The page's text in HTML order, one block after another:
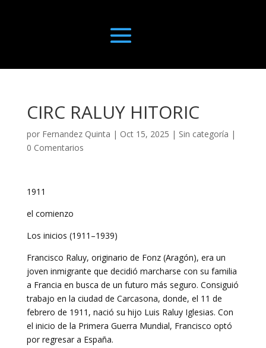
CIRC RALUY HITORIC
por Fernandez Quinta | Oct 15, 2025 | Sin categoría |
0 Comentarios
1911
el comienzo
Los inicios (1911–1939)
Francisco Raluy, originario de Fonz (Aragón), era un
joven inmigrante que decidió marcharse con su familia
a Francia en busca de un futuro más seguro. Consiguió
trabajo en la ciudad de Carcasona, donde, el 11 de
febrero de 1911, nació su hijo Luis Raluy Iglesias. Con
el inicio de la Primera Guerra Mundial, Francisco optó
por regresar a España.